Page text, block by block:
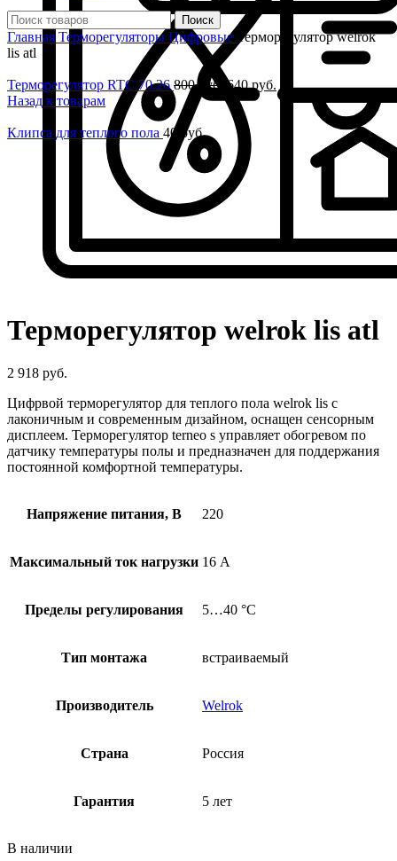
Поиск
Главная Терморегуляторы Цифровые Терморегулятор welrok
lis atl
Терморегулятор RTC 70.26800руб. 640руб.
Назад к товарам
Клипса для теплого пола 40 руб.
Нажмите, чтобы увеличить
Терморегулятор welrok lis atl
2 918 руб.
Цифрвой терморегулятор для теплого пола welrok lis с
лаконичным и современным дизайном, оснащен сенсорным
дисплеем. Терморегулятор terneo s управляет обогревом по
датчику температуры полы и предназначен для поддержания
постоянной комфортной температуры.
Напряжение питания, В 220
Максимальный ток нагрузки 16 А
Пределы регулирования 5…40 °С
Тип монтажа встраиваемый
Производитель Welrok
Страна Россия
Гарантия 5 лет
В наличии